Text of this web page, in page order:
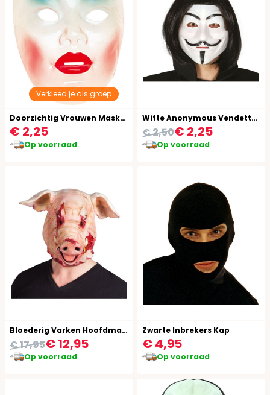
Verkleed je als groep
Doorzichtig Vrouwen Masker
€ 2,25
Op voorraad
Witte Anonymous Vendetta Masker
€ 2,25
€ 2,50
Op voorraad
Bloederig Varken Hoofdmasker Latex
€ 12,95
€ 17,95
Op voorraad
Zwarte Inbrekers Kap
€ 4,95
Op voorraad